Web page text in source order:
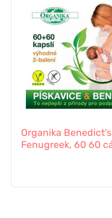
Organika Benedict's
Fenugreek, 60 60